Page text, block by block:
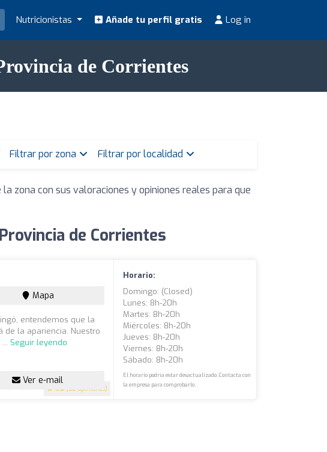
Nutricionistas Añade tu perfil gratis Log in
de Corrientes
Filtrar por zona Filtrar por localidad
zona con sus valoraciones y opiniones reales para que
de Corrientes
4.8 (82 opiniones)
Mapa
entendemos que la
la apariencia. Nuestro
Seguir leyendo
Ver e-mail
Horario:
Domingo: (closed)
Lunes: 8h-20h
Martes: 8h-20h
Miércoles: 8h-20h
Jueves: 8h-20h
Viernes: 8h-20h
Sábado: 8h-20h
El horario podría estar desactualizado. Contacta con
la empresa para comprobarlo.